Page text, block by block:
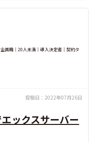
画職｜20人未満｜導入決定者｜契約タ
投稿日： 2022年07月26日
ックスサーバー